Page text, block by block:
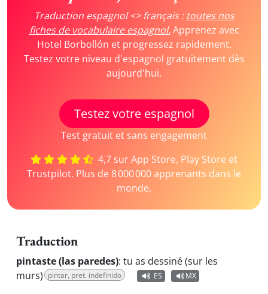
Traduction espagnol <> français : toutes nos
fiches de vocabulaire espagnol.Apprenez avec
Hotel Borbollón et progressez rapidement.
Testez votre niveau d'espagnol gratuitement dès
aujourd'hui.
Testez votre espagnol
Test gratuit et sans engagement
4,7 sur App Store, Play Store et
Trustpilot. Plus de 8 000 000 apprenants dans le
monde.
Traduction
pintaste (las paredes): tu as dessiné (sur les
murs) pintar, pret. indefinido ES MX